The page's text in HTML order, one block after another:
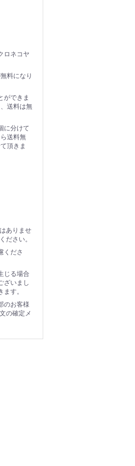
ロネコヤ
料になり
ができま
送料は無
に分けて
送料無
頂きま
ありませ
ださい。
くださ
じる場合
ざいまし
す。
のお客様
の確定メ